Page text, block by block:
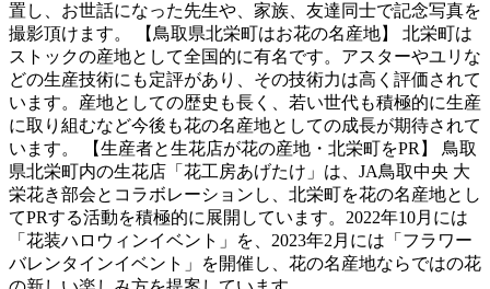
置し、お世話になった先生や、家族、友達同士で記念写真を
撮影頂けます。 【鳥取県北栄町はお花の名産地】 北栄町は
ストックの産地として全国的に有名です。アスターやユリな
どの生産技術にも定評があり、その技術力は高く評価されて
います。産地としての歴史も長く、若い世代も積極的に生産
に取り組むなど今後も花の名産地としての成長が期待されて
います。 【生産者と生花店が花の産地・北栄町をPR】 鳥取
県北栄町内の生花店「花工房あげたけ」は、JA鳥取中央 大
栄花き部会とコラボレーションし、北栄町を花の名産地とし
てPRする活動を積極的に展開しています。2022年10月には
「花装ハロウィンイベント」を、2023年2月には「フラワー
バレンタインイベント」を開催し、花の名産地ならではの花